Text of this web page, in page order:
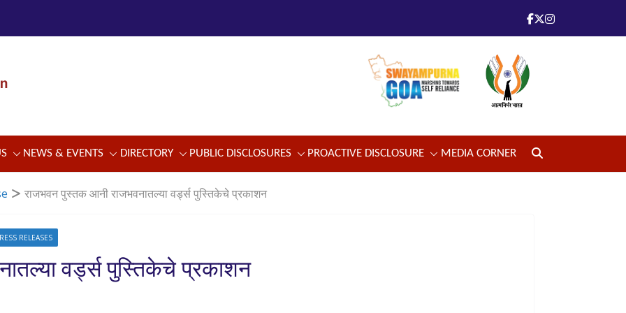
NEWS & EVENTS DIRECTORY PUBLIC DISCLOSURES PROACTIVE DISCLOSURE MEDIA CORNER
राजभवन पुस्तक आनी राजभवनातल्या वर्ड्स पुस्तिकेचे प्रकाशन
RELEASES
वर्ड्स पुस्तिकेचे प्रकाशन